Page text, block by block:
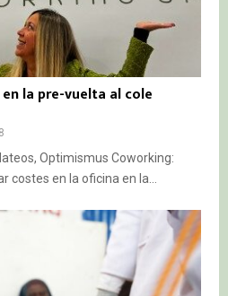
la pre-vuelta al cole
Optimismus Coworking:
costes en la oficina en la...